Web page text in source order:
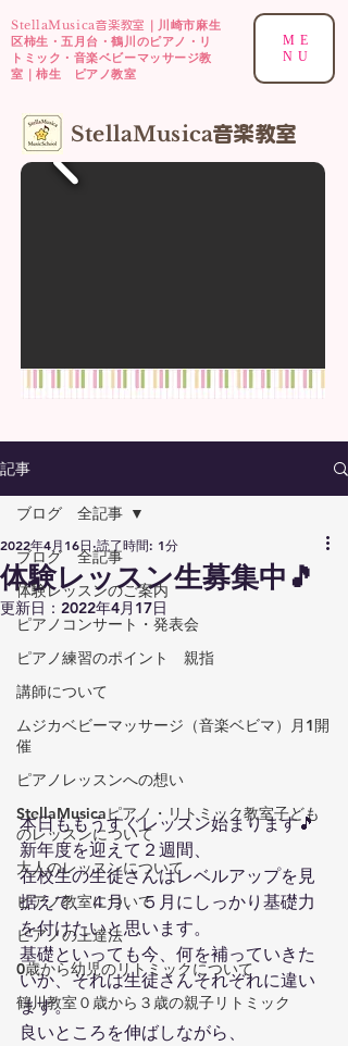
StellaMusica音楽教室
｜川崎市麻生
区柿生・五月台・鶴川のピアノ・リ
トミック・音楽ベビーマッサージ教
室｜柿生 ピアノ教室
ME
NU
​StellaMusica音楽教室
記事
ブログ 全記事
体験レッスンのご案内
ピアノコンサート・発表会
ピアノ練習のポイント 親指
講師について
ムジカベビーマッサージ（音楽ベビマ）月1開
催
ピアノレッスンへの想い
StellaMusicaピアノ・リトミック教室子ども
のレッスンについて
大人のレッスンについて
ピアノ教室について
ピアノの上達法
0歳から幼児のリトミックについて
鶴川教室０歳から３歳の親子リトミック
ブログ 全記事
体験レッスン生募集中🎵
2022年4月16日 読了時間: 1分
更新日： 2022年4月17日
本日ももうすぐレッスン始まります🎵
新年度を迎えて２週間、
在校生の生徒さんはレベルアップを見
据えて、４月、５月にしっかり基礎力
を付けたいと思います。
基礎といっても今、何を補っていきた
いか、それは生徒さんそれぞれに違い
ます。
良いところを伸ばしながら、